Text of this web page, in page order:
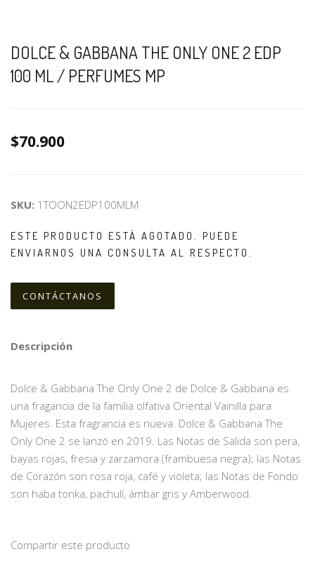
DOLCE & GABBANA THE ONLY ONE 2 EDP
100 ML / PERFUMES MP
$70.900
SKU: 1TOON2EDP100MLM
ESTE PRODUCTO ESTÁ AGOTADO. PUEDE
ENVIARNOS UNA CONSULTA AL RESPECTO.
CONTÁCTANOS
Descripción
Dolce & Gabbana The Only One 2 de Dolce & Gabbana es
una fragancia de la familia olfativa Oriental Vainilla para
Mujeres. Esta fragrancia es nueva. Dolce & Gabbana The
Only One 2 se lanzó en 2019. Las Notas de Salida son pera,
bayas rojas, fresia y zarzamora (frambuesa negra); las Notas
de Corazón son rosa roja, café y violeta; las Notas de Fondo
son haba tonka, pachulí, ámbar gris y Amberwood.
Compartir este producto